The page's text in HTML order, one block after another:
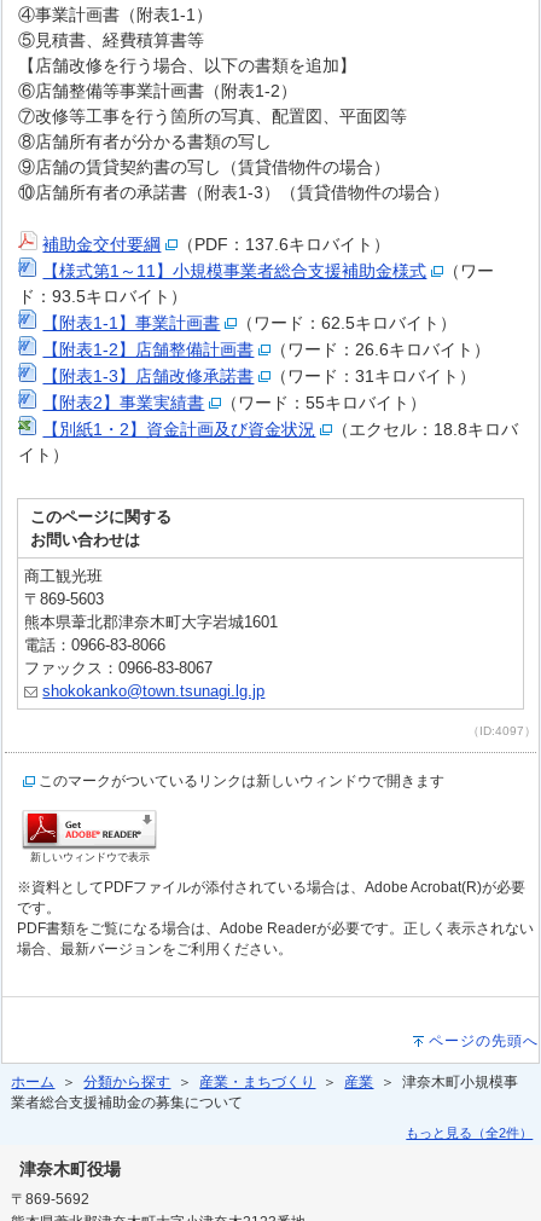
④事業計画書（附表1-1）
⑤見積書、経費積算書等
【店舗改修を行う場合、以下の書類を追加】
⑥店舗整備等事業計画書（附表1-2）
⑦改修等工事を行う箇所の写真、配置図、平面図等
⑧店舗所有者が分かる書類の写し
⑨店舗の賃貸契約書の写し（賃貸借物件の場合）
⑩店舗所有者の承諾書（附表1-3）（賃貸借物件の場合）
補助金交付要綱
（PDF：137.6キロバイト）
【様式第1～11】小規模事業者総合支援補助金様式
（ワー
ド：93.5キロバイト）
【附表1-1】事業計画書
（ワード：62.5キロバイト）
【附表1-2】店舗整備計画書
（ワード：26.6キロバイト）
【附表1-3】店舗改修承諾書
（ワード：31キロバイト）
【附表2】事業実績書
（ワード：55キロバイト）
【別紙1・2】資金計画及び資金状況
（エクセル：18.8キロバ
イト）
このページに関する
お問い合わせは
商工観光班
〒869-5603
熊本県葦北郡津奈木町大字岩城1601
電話：0966-83-8066
ファックス：0966-83-8067
shokokanko@town.tsunagi.lg.jp
（ID:4097）
このマークがついているリンクは新しいウィンドウで開きます
新しいウィンドウで表示
※資料としてPDFファイルが添付されている場合は、Adobe Acrobat(R)が必要
です。
PDF書類をご覧になる場合は、Adobe Readerが必要です。正しく表示されない
場合、最新バージョンをご利用ください。
ページの先頭へ
ホーム ＞分類から探す ＞ 産業・まちづくり ＞ 産業 ＞ 津奈木町小規模事
業者総合支援補助金の募集について
もっと見る（全2件）
津奈木町役場
〒869-5692